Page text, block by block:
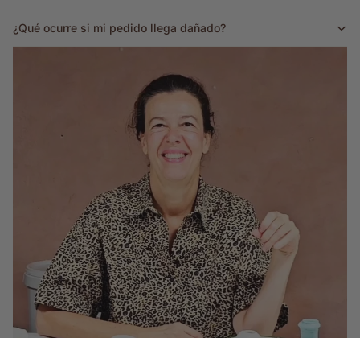
¿Qué ocurre si mi pedido llega dañado?